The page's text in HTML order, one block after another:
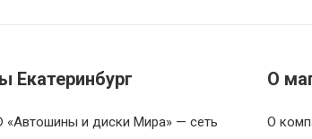
Екатеринбург
«Автошины и диски Мира» — сеть
О
О